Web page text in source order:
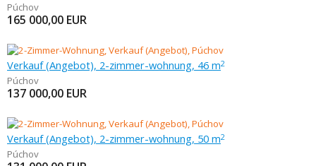
Púchov
165 000,00 EUR
Verkauf (Angebot), 2-zimmer-wohnung, 46 m2
Púchov
137 000,00 EUR
Verkauf (Angebot), 2-zimmer-wohnung, 50 m2
Púchov